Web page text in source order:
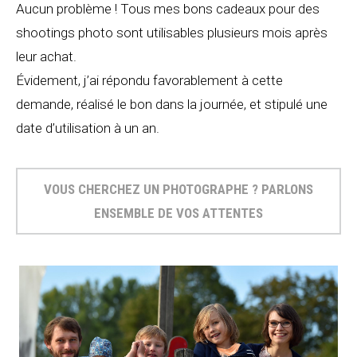
Aucun problème ! Tous mes bons cadeaux pour des
shootings photo sont utilisables plusieurs mois après
leur achat.
Évidement, j’ai répondu favorablement à cette
demande, réalisé le bon dans la journée, et stipulé une
date d’utilisation à un an.
VOUS CHERCHEZ UN PHOTOGRAPHE ? PARLONS
ENSEMBLE DE VOS ATTENTES